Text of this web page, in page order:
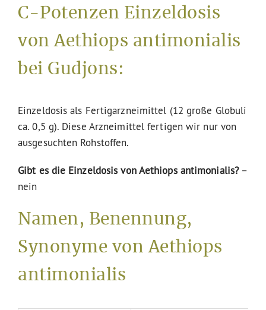
C-Potenzen Einzeldosis
von Aethiops antimonialis
bei Gudjons:
Einzeldosis als Fertigarzneimittel (12 große Globuli
ca. 0,5 g). Diese Arzneimittel fertigen wir nur von
ausgesuchten Rohstoffen.
Gibt es die Einzeldosis von Aethiops antimonialis?–
nein
Namen, Benennung,
Synonyme von Aethiops
antimonialis